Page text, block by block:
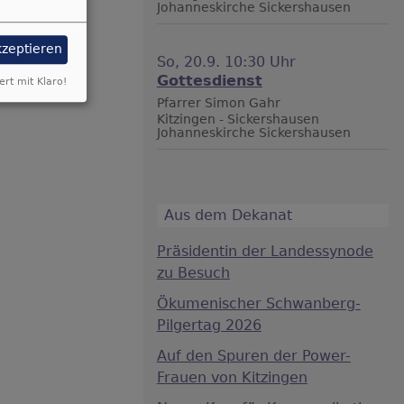
Johanneskirche Sickershausen
So, 20.9. 10:30 Uhr
Gottesdienst
Pfarrer Simon Gahr
Kitzingen - Sickershausen
Johanneskirche Sickershausen
Aus dem Dekanat
Präsidentin der Landessynode
zu Besuch
Ökumenischer Schwanberg-
Pilgertag 2026
Auf den Spuren der Power-
Frauen von Kitzingen
mit Klaro!